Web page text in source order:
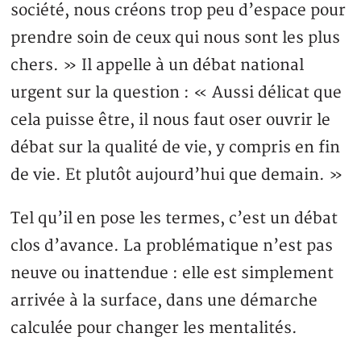
société, nous créons trop peu d’espace pour
prendre soin de ceux qui nous sont les plus
chers. » Il appelle à un débat national
urgent sur la question : « Aussi délicat que
cela puisse être, il nous faut oser ouvrir le
débat sur la qualité de vie, y compris en fin
de vie. Et plutôt aujourd’hui que demain. »
Tel qu’il en pose les termes, c’est un débat
clos d’avance. La problématique n’est pas
neuve ou inattendue : elle est simplement
arrivée à la surface, dans une démarche
calculée pour changer les mentalités.